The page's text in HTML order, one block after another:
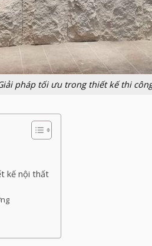
pháp tối ưu trong thiết kế thi
kế nội thất